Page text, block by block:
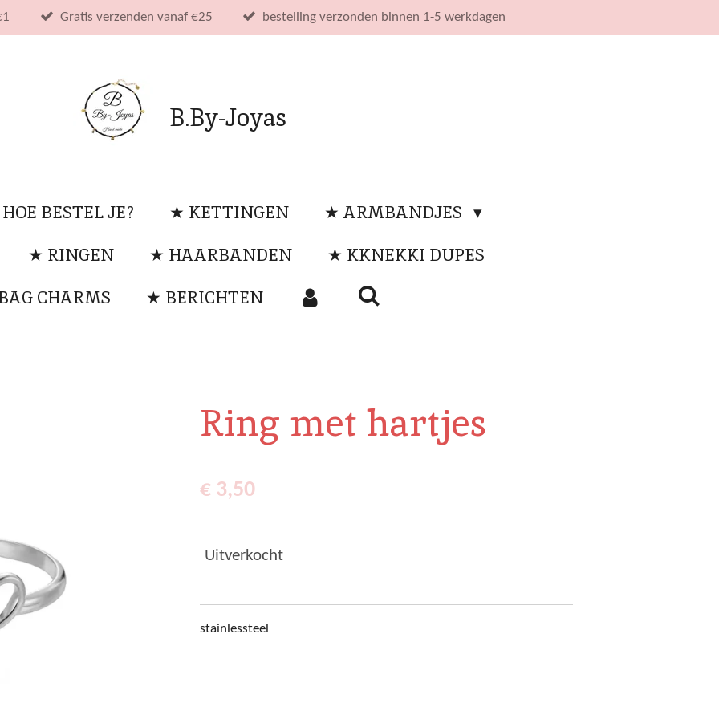
Gratis verzenden vanaf €25 bestelling verzonden binnen 1-5 werkdagen
B.By-Joyas
BESTEL JE? ★ KETTINGEN
★ ARMBANDJES
★ RINGEN ★ HAARBANDEN
★ KKNEKKI DUPES
CHARMS
★ BERICHTEN
Ring met hartjes
€ 3,50
Uitverkocht
stainlessteel